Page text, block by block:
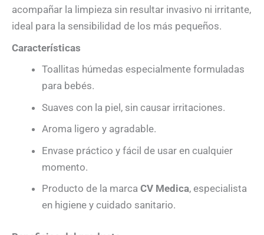
acompañar la limpieza sin resultar invasivo ni irritante,
ideal para la sensibilidad de los más pequeños.
Características
Toallitas húmedas especialmente formuladas
para bebés.
Suaves con la piel, sin causar irritaciones.
Aroma ligero y agradable.
Envase práctico y fácil de usar en cualquier
momento.
Producto de la marca CV Medica, especialista
en higiene y cuidado sanitario.